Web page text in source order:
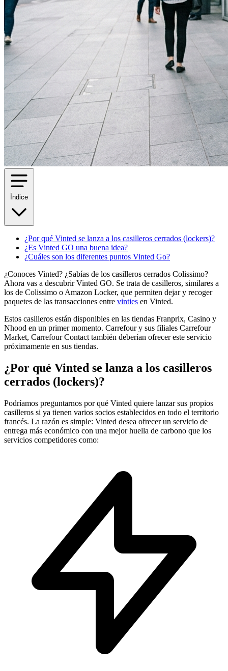
Índice
¿Por qué Vinted se lanza a los casilleros cerrados (lockers)?
¿Es Vinted GO una buena idea?
¿Cuáles son los diferentes puntos Vinted Go?
¿Conoces Vinted? ¿Sabías de los casilleros cerrados Colissimo?
Ahora vas a descubrir Vinted GO. Se trata de casilleros, similares a
los de Colissimo o Amazon Locker, que permiten dejar y recoger
paquetes de las transacciones entre vinties en Vinted.
Estos casilleros están disponibles en las tiendas Franprix, Casino y
Nhood en un primer momento. Carrefour y sus filiales Carrefour
Market, Carrefour Contact también deberían ofrecer este servicio
próximamente en sus tiendas.
¿Por qué Vinted se lanza a los casilleros
cerrados (lockers)?
Podríamos preguntarnos por qué Vinted quiere lanzar sus propios
casilleros si ya tienen varios socios establecidos en todo el territorio
francés. La razón es simple: Vinted desea ofrecer un servicio de
entrega más económico con una mejor huella de carbono que los
servicios competidores como: